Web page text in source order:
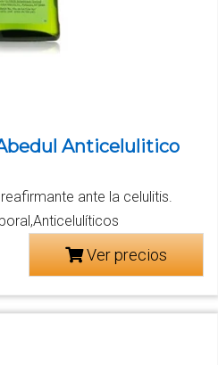
Anticelulitico
ante la celulitis.
Ver precios